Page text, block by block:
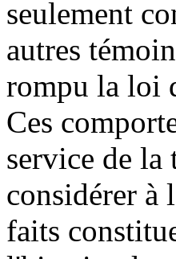
seulement
autres
rompu la loi
Ces
service de la
considérer à
faits